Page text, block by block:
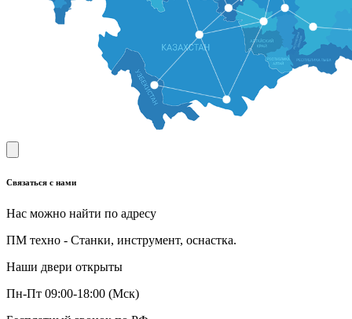
Связаться с нами
Нас можно найти по адресу
ПМ техно - Станки, инструмент, оснастка.
Наши двери открыты
Пн-Пт 09:00-18:00 (Мск)